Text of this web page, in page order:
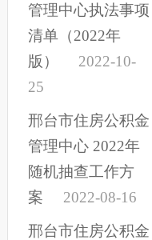
管理中心执法事项
清单（2022年
版）
2022-10-
25
邢台市住房公积金
管理中心 2022年
随机抽查工作方
案
2022-08-16
邢台市住房公积金